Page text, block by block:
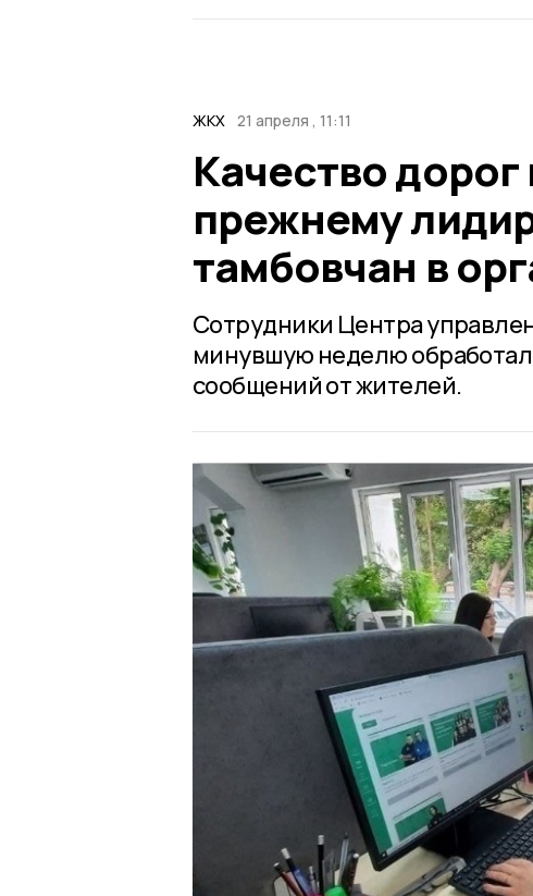
ЖКХ 21 апреля , 11:11
Качество
прежнему
тамбовчан в
Сотрудники Центра
минувшую неделю
сообщений от жителей.